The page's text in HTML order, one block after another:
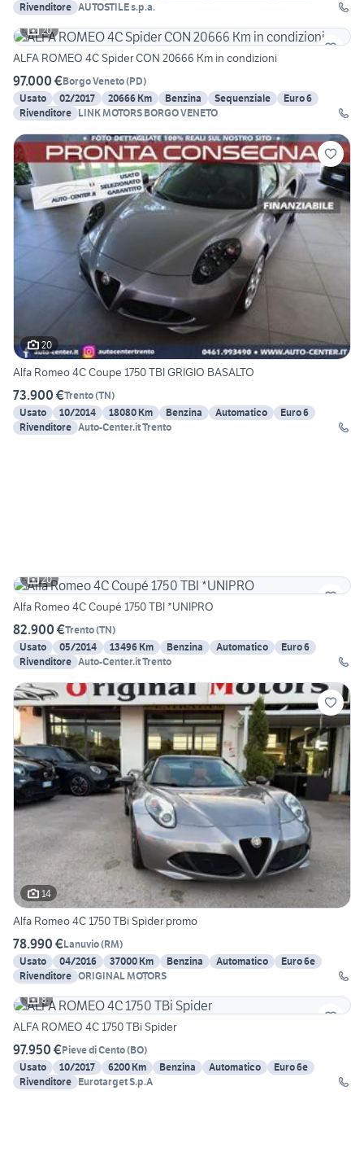
Rivenditore AUTOSTILE s.p.a.
20
ALFA ROMEO 4C Spider CON 20666 Km in condizioni
97.000 €Borgo Veneto(PD)
Usato
02/2017 20666 Km Benzina Sequenziale
Euro 6
Rivenditore LINK MOTORS BORGO VENETO
20
Alfa Romeo 4C Coupe 1750 TBI GRIGIO BASALTO
73.900 €Trento(TN)
Usato
10/2014 18080 Km Benzina Automatico
Euro 6
Rivenditore Auto-Center.it Trento
20
Alfa Romeo 4C Coupé 1750 TBI *UNIPRO
82.900 €Trento(TN)
Usato
05/2014 13496 Km Benzina Automatico
Euro 6
Rivenditore Auto-Center.it Trento
14
Alfa Romeo 4C 1750 TBi Spider promo
78.990 €Lanuvio(RM)
Usato
04/2016 37000 Km Benzina Automatico
Euro 6e
Rivenditore ORIGINAL MOTORS
8
ALFA ROMEO 4C 1750 TBi Spider
97.950 €Pieve di Cento(BO)
Usato
10/2017 6200 Km Benzina Automatico
Euro 6e
Rivenditore Eurotarget S.p.A